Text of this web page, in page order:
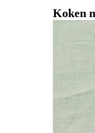
Koken